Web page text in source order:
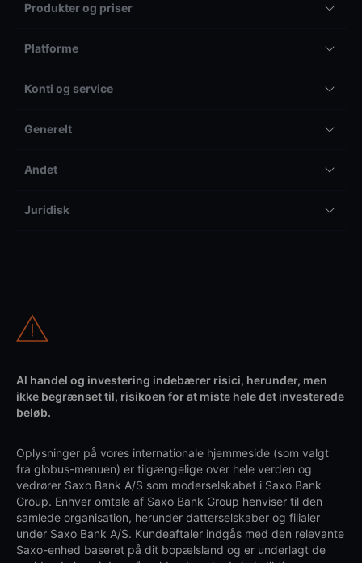
Produkter og priser
Platforme
Konti og service
Generelt
Andet
Juridisk
Al handel og investering indebærer risici, herunder, men
ikke begrænset til, risikoen for at miste hele det investerede
beløb.
Oplysninger på vores internationale hjemmeside (som valgt
fra globus-menuen) er tilgængelige over hele verden og
vedrører Saxo Bank A/S som moderselskabet i Saxo Bank
Group. Enhver omtale af Saxo Bank Group henviser til den
samlede organisation, herunder datterselskaber og filialer
under Saxo Bank A/S. Kundeaftaler indgås med den relevante
Saxo-enhed baseret på dit bopælsland og er underlagt de